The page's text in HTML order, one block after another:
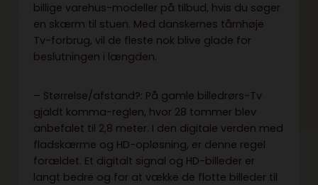
billige varehus-modeller på tilbud, hvis du søger
en skærm til stuen. Med danskernes tårnhøje
Tv-forbrug, vil de fleste nok blive glade for
beslutningen i længden.
– Størrelse/afstand?: På gamle billedrørs-Tv
gjaldt komma-reglen, hvor 28 tommer blev
anbefalet til 2,8 meter. I den digitale verden med
fladskærme og HD-opløsning, er denne regel
forældet. Et digitalt signal og HD-billeder er
langt bedre og for at vække de flotte billeder til